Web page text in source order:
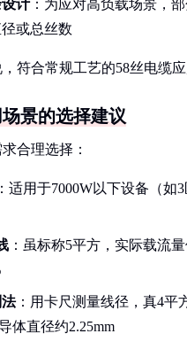
计：为应对高负载场景，
或总丝数
符合常规工艺的58丝电缆应
景的选择建议
合理选择：
：适用于7000W以下设备（如
：虽标称5平方，实际载流
：用卡尺测量线径，真4平
体直径约2.25mm